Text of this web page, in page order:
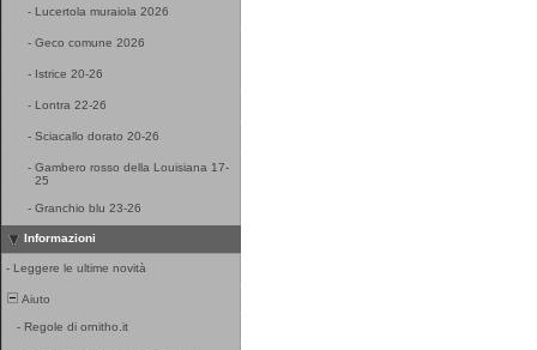
- Lucertola muraiola 2026
- Geco comune 2026
- Istrice 20-26
- Lontra 22-26
- Sciacallo dorato 20-26
- Gambero rosso della Louisiana 17-
25
- Granchio blu 23-26
Informazioni
- Leggere le ultime novità
Aiuto
- Regole di ornitho.it